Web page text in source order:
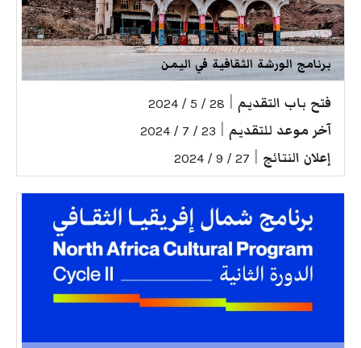
برنامج الورشة الثقافية في اليمن
فتح باب التقديم 28 / 5 / 2024
آخر موعد للتقديم 23 / 7 / 2024
إعلان النتائج 27 / 9 / 2024